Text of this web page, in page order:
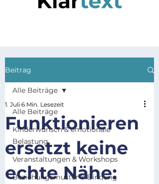
Beitrag
Alle Beiträge
Kinderwunsch & emotionale
Belastung
Veranstaltungen & Workshops
Beziehungsmuster & Bindung
Alle Beiträge
Funktionieren
ersetzt keine
echte Nähe:
1. Juli 6 Min. Lesezeit